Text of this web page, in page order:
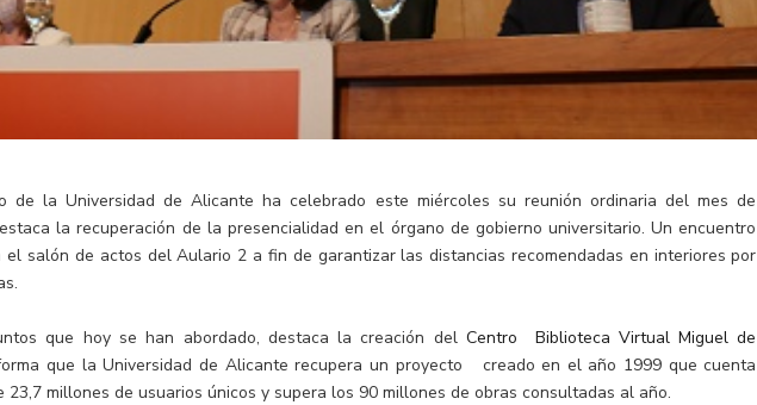
de la Universidad de Alicante ha celebrado este miércoles su reunión ordinaria del mes de
la recuperación de la presencialidad en el órgano de gobierno universitario. Un encuentro
salón de actos del Aulario 2 a fin de garantizar las distancias recomendadas en interiores por
que hoy se han abordado, destaca la creación delCentro Biblioteca Virtual Miguel de
que la Universidad de Alicante recupera un proyecto creado en el año 1999 que cuenta
23,7 millones de usuarios únicos y supera los 90 millones de obras consultadas al año.